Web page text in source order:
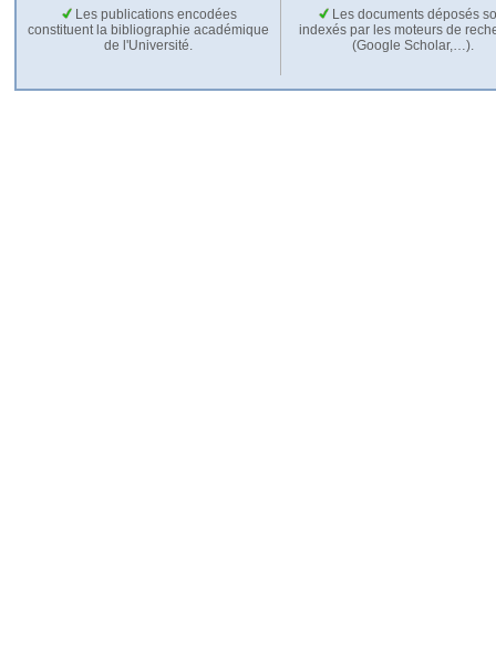
Les publications encodées
constituent la bibliographie académique
de l'Université.
Les documents déposés
indexés par les moteurs de
(Google Scholar,…).